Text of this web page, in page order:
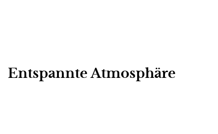
Entspannte Atmosphäre